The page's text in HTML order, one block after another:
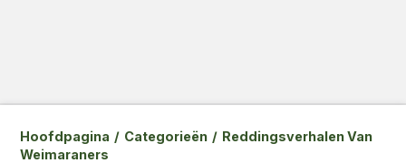
Hoofdpagina / Categorieën / Reddingsverhalen Van
Weimaraners